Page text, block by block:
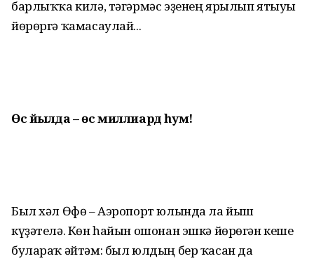
барлыҡҡа килә, тәгәрмәс эҙенең ярылып ятыуы
йөрөргә ҡама­саулай...
Өс йылда –өс миллиард һум!
Был хәл Өфө – Аэропорт юлында ла йыш
күҙәтелә. Көн һайын ошонан эшкә йөрөгән кеше
булараҡ әйтәм: был юлдың бер ҡасан да